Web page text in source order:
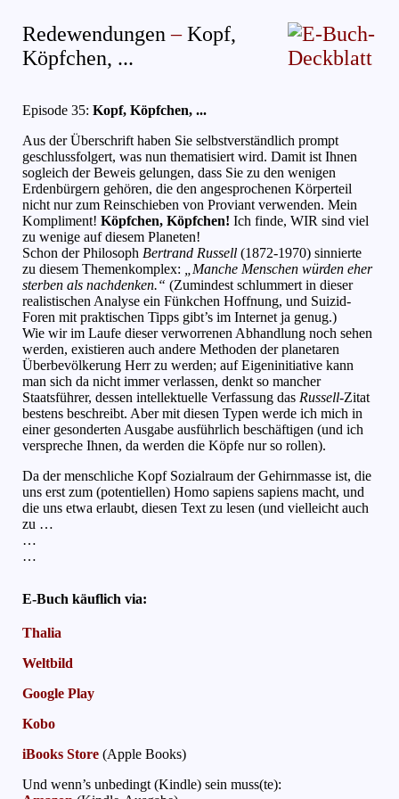
Redewendungen–Kopf,
Köpfchen, ...
Episode 35: Kopf, Köpfchen, ...
Aus der Überschrift haben Sie selbstverständlich prompt
geschlussfolgert, was nun thematisiert wird. Damit ist Ihnen
sogleich der Beweis gelungen, dass Sie zu den wenigen
Erdenbürgern gehören, die den angesprochenen Körperteil
nicht nur zum Reinschieben von Proviant verwenden. Mein
Kompliment! Köpfchen, Köpfchen! Ich finde, WIR sind viel
zu wenige auf diesem Planeten!
Schon der Philosoph Bertrand Russell (1872-1970) sinnierte
zu diesem Themenkomplex:
„Manche Menschen würden eher
sterben als nachdenken.“ (Zumindest schlummert in dieser
realistischen Analyse ein Fünkchen Hoffnung, und Suizid-
Foren mit praktischen Tipps gibt’s im Internet ja genug.)
Wie wir im Laufe dieser verworrenen Abhandlung noch sehen
werden, existieren auch andere Methoden der planetaren
Überbevölkerung Herr zu werden; auf Eigeninitiative kann
man sich da nicht immer verlassen, denkt so mancher
Staatsführer, dessen intellektuelle Verfassung das Russell-Zitat
bestens beschreibt. Aber mit diesen Typen werde ich mich in
einer gesonderten Ausgabe ausführlich beschäftigen (und ich
verspreche Ihnen, da werden die Köpfe nur so rollen).
Da der menschliche Kopf Sozialraum der Gehirnmasse ist, die
uns erst zum (potentiellen) Homo sapiens sapiens macht, und
die uns etwa erlaubt, diesen Text zu lesen (und vielleicht auch
zu …
…
…
E-Buch käuflich via:
Thalia
Weltbild
Google Play
Kobo
iBooks Store (Apple Books)
Und wenn’s unbedingt (Kindle) sein muss(te):